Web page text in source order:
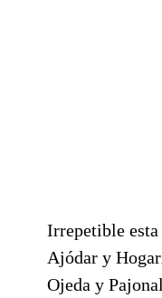
Irrepetible esta
Ajódar y
Ojeda y